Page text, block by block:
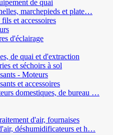
de quai
marchepieds et plate…
et accessoires
d'éclairage
de quai et d'extraction
et séchoirs à sol
- Moteurs
et accessoires
domestiques, de bureau …
d'air, fournaises
déshumidificateurs et h…